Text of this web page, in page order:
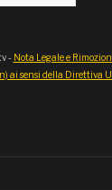
- Nota Legale e
ai sensi della Direttiva